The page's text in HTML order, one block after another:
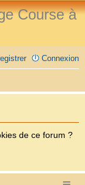
Course à
Connexion
de ce forum ?